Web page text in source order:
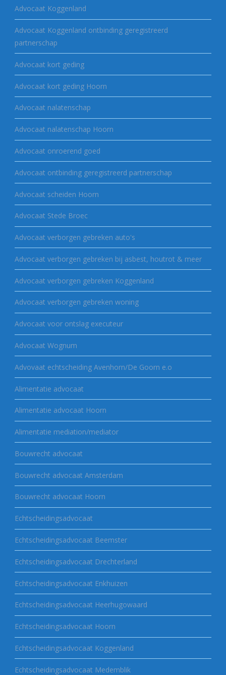
Advocaat Koggenland
Advocaat Koggenland ontbinding geregistreerd
partnerschap
Advocaat kort geding
Advocaat kort geding Hoorn
Advocaat nalatenschap
Advocaat nalatenschap Hoorn
Advocaat onroerend goed
Advocaat ontbinding geregistreerd partnerschap
Advocaat scheiden Hoorn
Advocaat Stede Broec
Advocaat verborgen gebreken auto's
Advocaat verborgen gebreken bij asbest, houtrot & meer
Advocaat verborgen gebreken Koggenland
Advocaat verborgen gebreken woning
Advocaat voor ontslag executeur
Advocaat Wognum
Advovaat echtscheiding Avenhorn/De Goorn e.o
Alimentatie advocaat
Alimentatie advocaat Hoorn
Alimentatie mediation/mediator
Bouwrecht advocaat
Bouwrecht advocaat Amsterdam
Bouwrecht advocaat Hoorn
Echtscheidingsadvocaat
Echtscheidingsadvocaat Beemster
Echtscheidingsadvocaat Drechterland
Echtscheidingsadvocaat Enkhuizen
Echtscheidingsadvocaat Heerhugowaard
Echtscheidingsadvocaat Hoorn
Echtscheidingsadvocaat Koggenland
Echtscheidingsadvocaat Medemblik